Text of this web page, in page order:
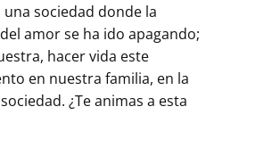
sociedad donde la
amor se ha ido apagando;
hacer vida este
en nuestra familia, en la
¿Te animas a esta